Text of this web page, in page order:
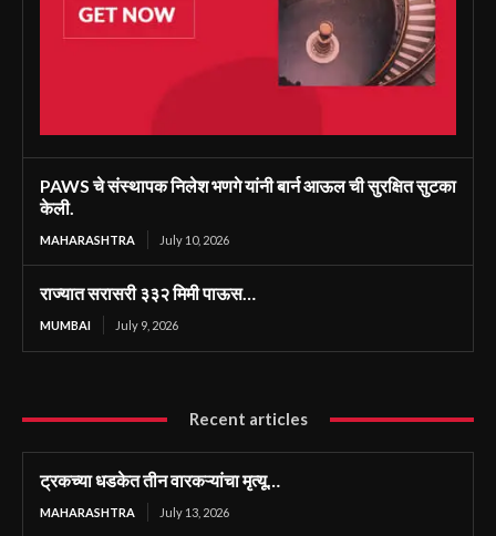
PAWS चे संस्थापक निलेश भणगे यांनी बार्न आऊल ची सुरक्षित सुटका
केली.
MAHARASHTRA July 10, 2026
राज्यात सरासरी ३३२ मिमी पाऊस…
MUMBAI July 9, 2026
Recent articles
ट्रकच्या धडकेत तीन वारकऱ्यांचा मृत्यू…
MAHARASHTRA July 13, 2026